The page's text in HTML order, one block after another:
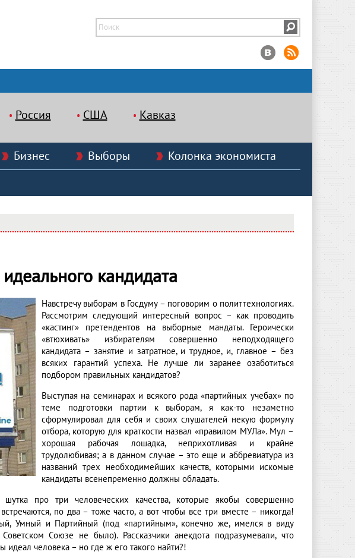
Россия США Кавказ
Бизнес Выборы
Колонка экономиста
кандидата
Навстречу выборам в Госдуму – поговорим о политтехнологиях.
Рассмотрим следующий интересный вопрос – как проводить
«кастинг» претендентов на выборные мандаты. Героически
«втюхивать» избирателям совершенно неподходящего
кандидата – занятие и затратное, и трудное, и, главное – без
всяких гарантий успеха. Не лучше ли заранее озаботиться
подбором правильных кандидатов?
Выступая на семинарах и всякого рода «партийных учебах» по
теме подготовки партии к выборам, я как-то незаметно
сформулировал для себя и своих слушателей некую формулу
отбора, которую для краткости назвал «правилом МУЛа». Мул –
хорошая рабочая лошадка, неприхотливая и крайне
трудолюбивая; а в данном случае – это еще и аббревиатура из
названий трех необходимейших качеств, которыми искомые
кандидаты всенепременно должны обладать.
про три человеческих качества, которые якобы совершенно
по два – тоже часто, а вот чтобы все три вместе – никогда!
Умный и Партийный (под «партийным», конечно же, имелся в виду
Союзе не было). Рассказчики анекдота подразумевали, что
человека – но где ж его такого найти?!